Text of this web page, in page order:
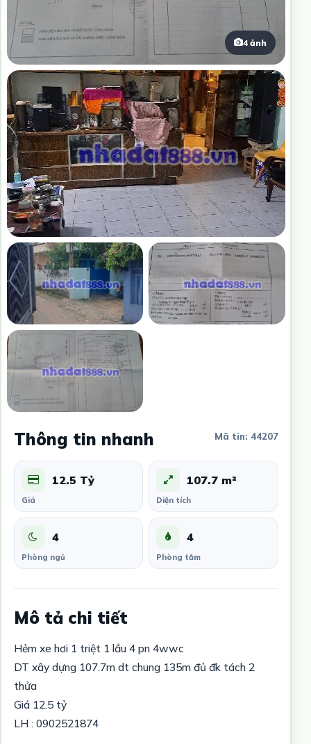
4 ảnh
Thông tin nhanh Mã tin: 44207
12.5 Tỷ
Giá
107.7 m²
Diện tích
4
Phòng ngủ
4
Phòng tắm
Mô tả chi tiết
Hẻm xe hơi 1 triệt 1 lầu 4 pn 4wwc
DT xây dựng 107.7m dt chung 135m đủ đk tách 2
thửa
Giá 12.5 tỷ
LH : 0902521874